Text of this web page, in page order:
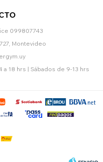
099807743
Montevideo
a 18 hrs | Sábados de 9-13 hrs